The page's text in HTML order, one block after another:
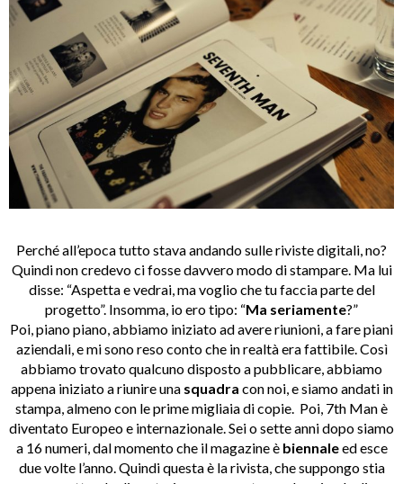
Perché all’epoca tutto stava andando sulle riviste digitali, no?
Quindi non credevo ci fosse davvero modo di stampare. Ma lui
disse: “Aspetta e vedrai, ma voglio che tu faccia parte del
progetto”. Insomma, io ero tipo: “Ma seriamente?”
Poi, piano piano, abbiamo iniziato ad avere riunioni, a fare piani
aziendali, e mi sono reso conto che in realtà era fattibile. Così
abbiamo trovato qualcuno disposto a pubblicare, abbiamo
appena iniziato a riunire una squadra con noi, e siamo andati in
stampa, almeno con le prime migliaia di copie. Poi, 7th Man è
diventato Europeo e internazionale. Sei o sette anni dopo siamo
a 16 numeri, dal momento che il magazine è biennaleed esce
due volte l’anno. Quindi questa è la rivista, che suppongo stia